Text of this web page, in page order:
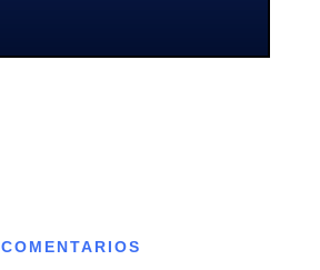
COMENTARIOS